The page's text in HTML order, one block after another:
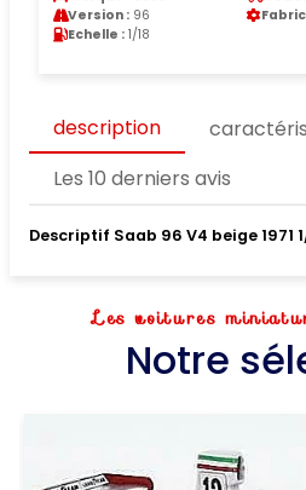
Version : 96
Echelle : 1/18
description
Les 10 derniers avis
Descriptif Saab 96 V4 beige 1971
Les voitures
Notre